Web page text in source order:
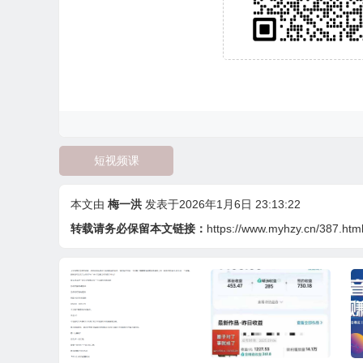
短视频课
本文由 梅一洪 发表于2026年1月6日 23:13:22
转载请务必保留本文链接： https://www.myhzy.cn/387.html